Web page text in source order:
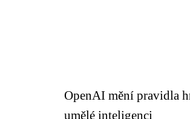
OpenAI mění pravidla
umělé inteligenci